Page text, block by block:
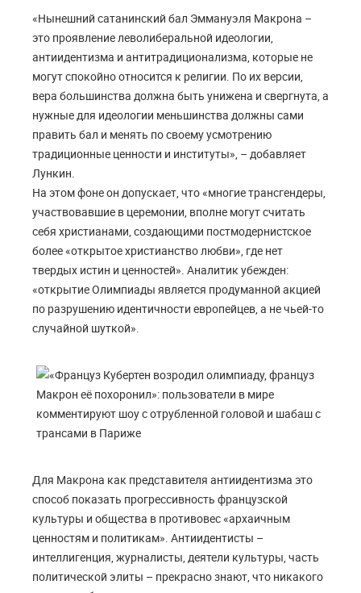
«Нынешний сатанинский бал Эммануэля Макрона –
это проявление леволиберальной идеологии,
антиидентизма и антитрадиционализма, которые не
могут спокойно относится к религии. По их версии,
вера большинства должна быть унижена и свергнута, а
нужные для идеологии меньшинства должны сами
править бал и менять по своему усмотрению
традиционные ценности и институты», – добавляет
Лункин.
На этом фоне он допускает, что «многие трансгендеры,
участвовавшие в церемонии, вполне могут считать
себя христианами, создающими постмодернистское
более «открытое христианство любви», где нет
твердых истин и ценностей». Аналитик убежден:
«открытие Олимпиады является продуманной акцией
по разрушению идентичности европейцев, а не чьей-то
случайной шуткой».
Для Макрона как представителя антиидентизма это
способ показать прогрессивность французской
культуры и общества в противовес «архаичным
ценностям и политикам». Антиидентисты –
интеллигенция, журналисты, деятели культуры, часть
политической элиты – прекрасно знают, что никакого